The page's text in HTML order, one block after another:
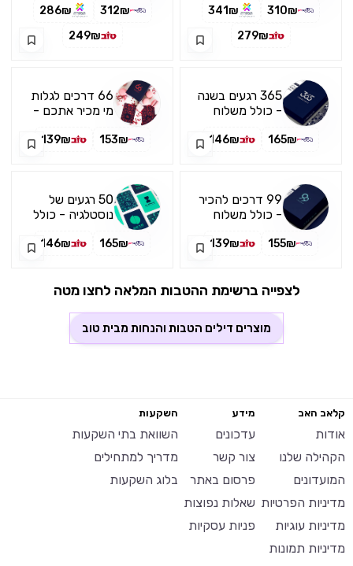
310₪
341₪
279₪
חוויה
312₪
286₪
249₪
365 רגעים בשנה
- כולל משלוח
165₪
146₪
66 דרכים לגלות
מי מכיר אתכם -
153₪
139₪
99 דרכים להכיר
- כולל משלוח
155₪
139₪
50 רגעים של
נוסטלגיה - כולל
165₪
146₪
לצפייה ברשימת ההטבות המלאה לחצו מטה
מוצרים דילים הטבות והנחות מבית טוב
קלאב האב
אודות
הקהילה שלנו
המועדונים
מדיניות הפרטיות
מדיניות עוגיות
מדיניות תמונות
מידע
עדכונים
צור קשר
פרסום באתר
שאלות נפוצות
פניות עסקיות
השקעות
השוואת בתי השקעות
מדריך למתחילים
בלוג השקעות